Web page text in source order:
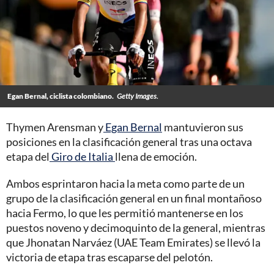
Egan Bernal, ciclista colombiano. Getty Images.
Thymen Arensman yEgan Bernal mantuvieron sus
posiciones en la clasificación general tras una octava
etapa del Giro de Italia llena de emoción.
Ambos esprintaron hacia la meta como parte de un
grupo de la clasificación general en un final montañoso
hacia Fermo, lo que les permitió mantenerse en los
puestos noveno y decimoquinto de la general, mientras
que Jhonatan Narváez (UAE Team Emirates) se llevó la
victoria de etapa tras escaparse del pelotón.